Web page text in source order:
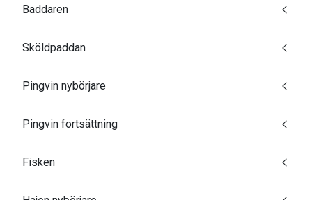
Baddaren
Sköldpaddan
Pingvin nybörjare
Pingvin fortsättning
Fisken